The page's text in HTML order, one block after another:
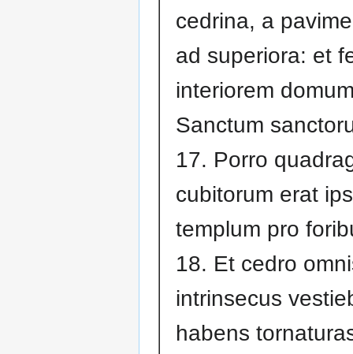
cedrina, a
ad superiora: et
interiorem
Sanctum
17. Porro
cubitorum erat
templum pro
18. Et cedro
intrinsecus
habens